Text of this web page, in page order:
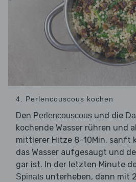
4. Perlencouscous kochen
Den Perlencouscous und die
kochende Wasser rühren und
mittlerer Hitze 8–10Min. sanft
das Wasser aufgesaugt und
gar ist. In der letzten Minute
Spinats unterheben, dann mit